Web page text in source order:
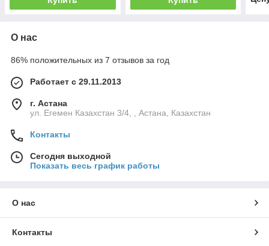
О нас
86% положительных из 7 отзывов за год
Работает с 29.11.2013
г. Астана
ул. Егемен Казахстан 3/4, , Астана, Казахстан
Контакты
Сегодня выходной
Показать весь график работы
О нас
Контакты